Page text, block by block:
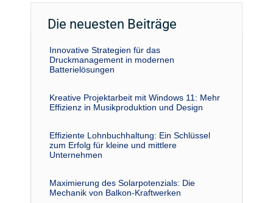
Die neuesten Beiträge
Innovative Strategien für das
Druckmanagement in modernen
Batterielösungen
Kreative Projektarbeit mit Windows 11: Mehr
Effizienz in Musikproduktion und Design
Effiziente Lohnbuchhaltung: Ein Schlüssel
zum Erfolg für kleine und mittlere
Unternehmen
Maximierung des Solarpotenzials: Die
Mechanik von Balkon-Kraftwerken